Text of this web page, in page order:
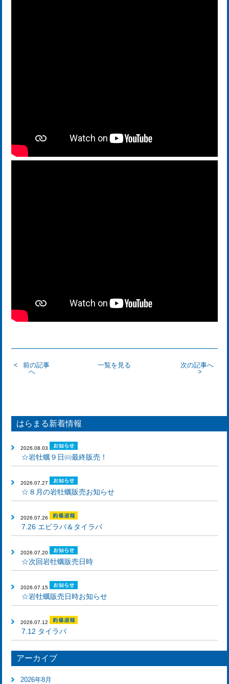
前の記事
へ
一覧を見る 次の記事へ
はらまる新着情報
2026.08.03
☆岩牡蠣９日㈰最終販売！
2026.07.27
☆８月の岩牡蠣販売お知らせ
2026.07.26
7.26 エビラバ＆タイラバ
2026.07.20
☆次回岩牡蠣販売日時
2026.07.15
☆岩牡蠣販売日時お知らせ
2026.07.12
7.12 タイラバ
アーカイブ
2026年8月